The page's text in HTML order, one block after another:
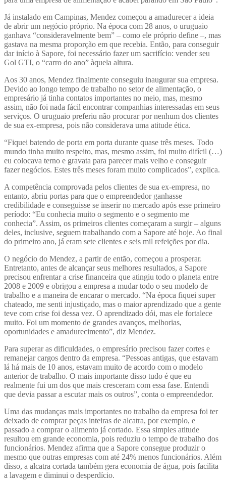
Já instalado em Campinas, Mendez começou a amadurecer a ideia
de abrir um negócio próprio. Na época com 28 anos, o uruguaio
ganhava “consideravelmente bem” – como ele próprio define –, mas
gastava na mesma proporção em que recebia. Então, para conseguir
dar início à Sapore, foi necessário fazer um sacrifício: vender seu
Gol GTI, o “carro do ano” àquela altura.
Aos 30 anos, Mendez finalmente conseguiu inaugurar sua empresa.
Devido ao longo tempo de trabalho no setor de alimentação, o
empresário já tinha contatos importantes no meio, mas, mesmo
assim, não foi nada fácil encontrar companhias interessadas em seus
serviços. O uruguaio preferiu não procurar por nenhum dos clientes
de sua ex-empresa, pois não considerava uma atitude ética.
“Fiquei batendo de porta em porta durante quase três meses. Todo
mundo tinha muito respeito, mas, mesmo assim, foi muito difícil (…)
eu colocava terno e gravata para parecer mais velho e conseguir
fazer negócios. Estes três meses foram muito complicados”, explica.
A competência comprovada pelos clientes de sua ex-empresa, no
entanto, abriu portas para que o empreendedor ganhasse
credibilidade e conseguisse se inserir no mercado após esse primeiro
período: “Eu conhecia muito o segmento e o segmento me
conhecia”. Assim, os primeiros clientes começaram a surgir – alguns
deles, inclusive, seguem trabalhando com a Sapore até hoje. Ao final
do primeiro ano, já eram sete clientes e seis mil refeições por dia.
O negócio do Mendez, a partir de então, começou a prosperar.
Entretanto, antes de alcançar seus melhores resultados, a Sapore
precisou enfrentar a crise financeira que atingiu todo o planeta entre
2008 e 2009 e obrigou a empresa a mudar todo o seu modelo de
trabalho e a maneira de encarar o mercado. “Na época fiquei super
chateado, me senti injustiçado, mas o maior aprendizado que a gente
teve com crise foi dessa vez. O aprendizado dói, mas ele fortalece
muito. Foi um momento de grandes avanços, melhorias,
oportunidades e amadurecimento”, diz Mendez.
Para superar as dificuldades, o empresário precisou fazer cortes e
remanejar cargos dentro da empresa. “Pessoas antigas, que estavam
lá há mais de 10 anos, estavam muito de acordo com o modelo
anterior de trabalho. O mais importante disso tudo é que eu
realmente fui um dos que mais cresceram com essa fase. Entendi
que devia passar a escutar mais os outros”, conta o empreendedor.
Uma das mudanças mais importantes no trabalho da empresa foi ter
deixado de comprar peças inteiras de alcatra, por exemplo, e
passado a comprar o alimento já cortado. Essa simples atitude
resultou em grande economia, pois reduziu o tempo de trabalho dos
funcionários. Mendez afirma que a Sapore consegue produzir o
mesmo que outras empresas com até 24% menos funcionários. Além
disso, a alcatra cortada também gera economia de água, pois facilita
a lavagem e diminui o desperdício.